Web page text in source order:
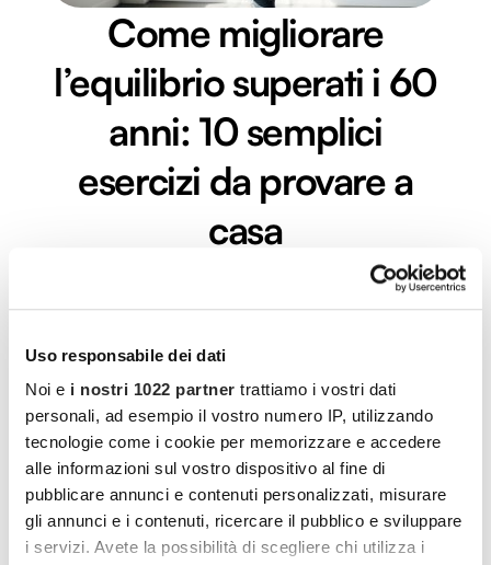
Uso responsabile dei dati
Noi e i nostri 1022 partner trattiamo i vostri dati
personali, ad esempio il vostro numero IP, utilizzando
tecnologie come i cookie per memorizzare e accedere
alle informazioni sul vostro dispositivo al fine di
pubblicare annunci e contenuti personalizzati, misurare
gli annunci e i contenuti, ricercare il pubblico e sviluppare
i servizi. Avete la possibilità di scegliere chi utilizza i
Come migliorare
l’equilibrio superati i 60
anni: 10 semplici
esercizi da provare a
casa
Con l’avanzare dell’età l’equilibrio diventa sempre più
precario: proprio per questo, abbiamo pensato a 10
LEGGI L'ARTICOLO